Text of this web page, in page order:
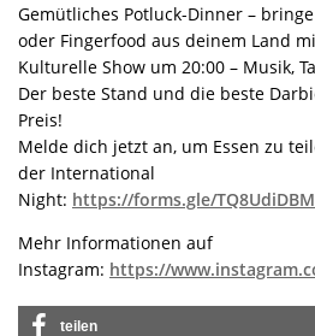
Gemütliches Potluck-Dinner –
oder Fingerfood aus deinem Land
Kulturelle Show um 20:00 – Musik,
Der beste Stand und die beste
Preis!
Melde dich jetzt an, um Essen zu
der International
Night: https://forms.gle/
Mehr Informationen auf
Instagram: https://
teilen